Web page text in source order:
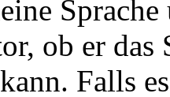
ob er das
Falls